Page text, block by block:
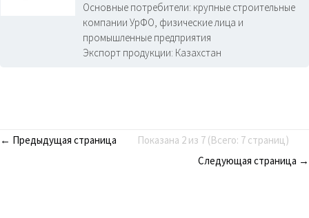
Основные потребители: крупные строительные
компании УрФО, физические лица и
промышленные предприятия
Экспорт продукции: Казахстан
← Предыдущая страница
Показана 2 из 7 (Всего: 7 страниц)
Следующая страница →